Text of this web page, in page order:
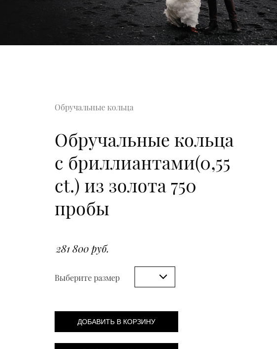
Обручальные кольца
Обручальные кольца
с бриллиантами(0,55
ct.) из золота 750
пробы
281 800 руб.
Выберите размер
ДОБАВИТЬ В КОРЗИНУ